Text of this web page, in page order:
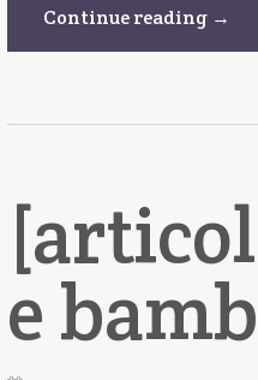
Continue reading →
e